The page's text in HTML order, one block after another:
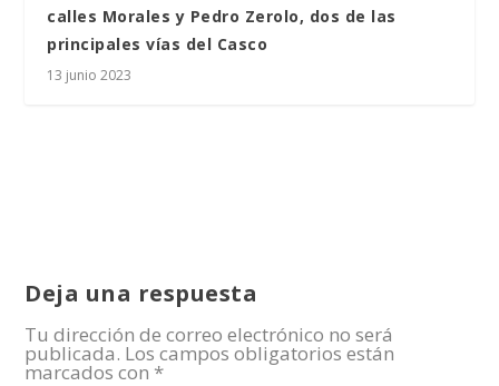
calles Morales y Pedro Zerolo, dos de las
principales vías del Casco
13 junio 2023
Deja una respuesta
Tu dirección de correo electrónico no será
publicada. Los campos obligatorios están
marcados con *